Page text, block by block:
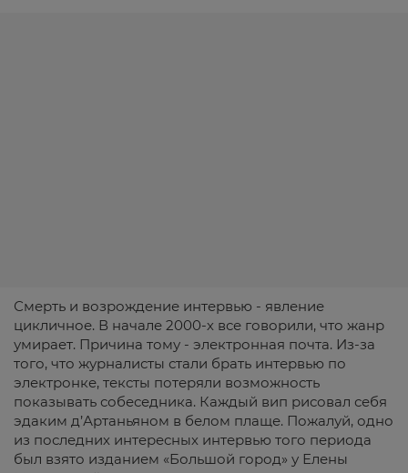
Смерть и возрождение интервью - явление
цикличное. В начале 2000-х все говорили, что жанр
умирает. Причина тому - электронная почта. Из-за
того, что журналисты стали брать интервью по
электронке, тексты потеряли возможность
показывать собеседника. Каждый вип рисовал себя
эдаким д’Артаньяном в белом плаще. Пожалуй, одно
из последних интересных интервью того периода
был взято изданием «Большой город» у Елены